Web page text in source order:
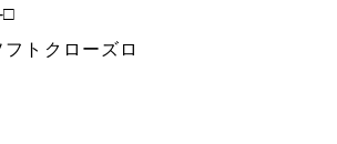
トクローズロ